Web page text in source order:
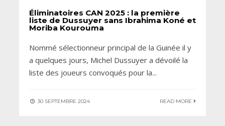
Éliminatoires CAN 2025 : la première
liste de Dussuyer sans Ibrahima Koné et
Moriba Kourouma
Nommé sélectionneur principal de la Guinée il y
a quelques jours, Michel Dussuyer a dévoilé la
liste des joueurs convoqués pour la...
30 SEPTEMBRE 2024 READ MORE